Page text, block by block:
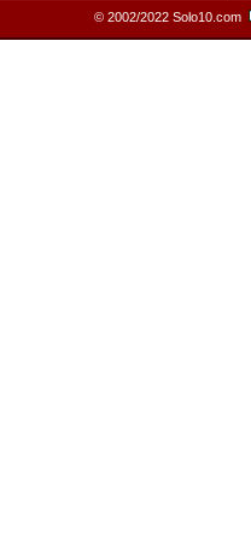
© 2002/2022 Solo10.com